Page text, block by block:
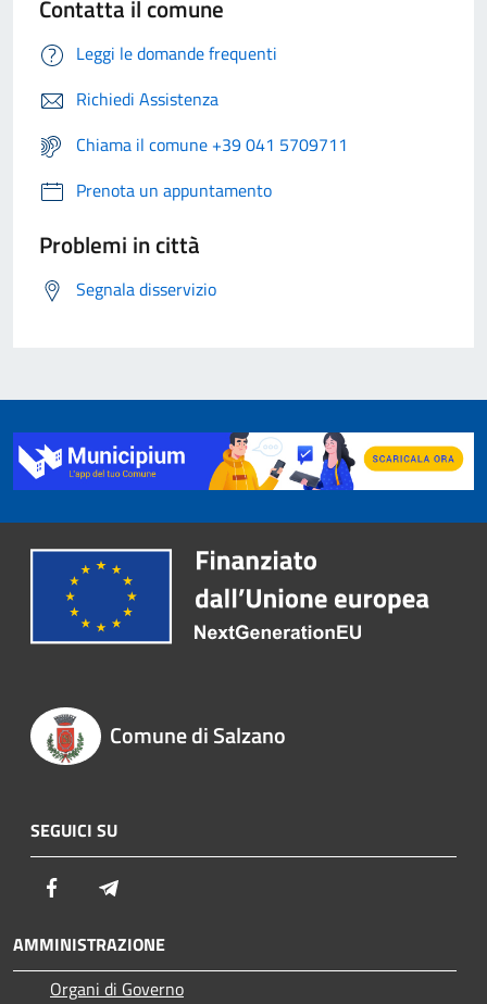
Contatta il comune
Leggi le domande frequenti
Richiedi Assistenza
Chiama il comune +39 041 5709711
Prenota un appuntamento
Problemi in città
Segnala disservizio
Comune di Salzano
SEGUICI SU
Facebook
AMMINISTRAZIONE
Organi di Governo